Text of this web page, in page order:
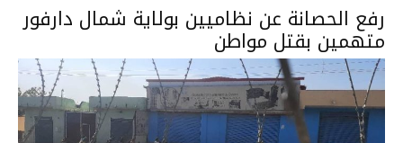
رفع الحصانة عن نظاميين بولاية شمال دارفور
متهمين بقتل مواطن